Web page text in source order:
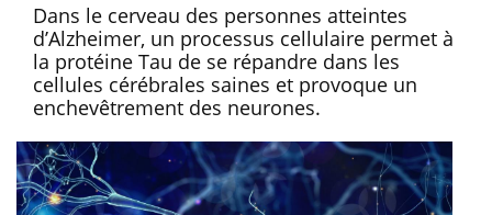
Dans le cerveau des personnes atteintes
d’Alzheimer, un processus cellulaire permet à
la protéine Tau de se répandre dans les
cellules cérébrales saines et provoque un
enchevêtrement des neurones.